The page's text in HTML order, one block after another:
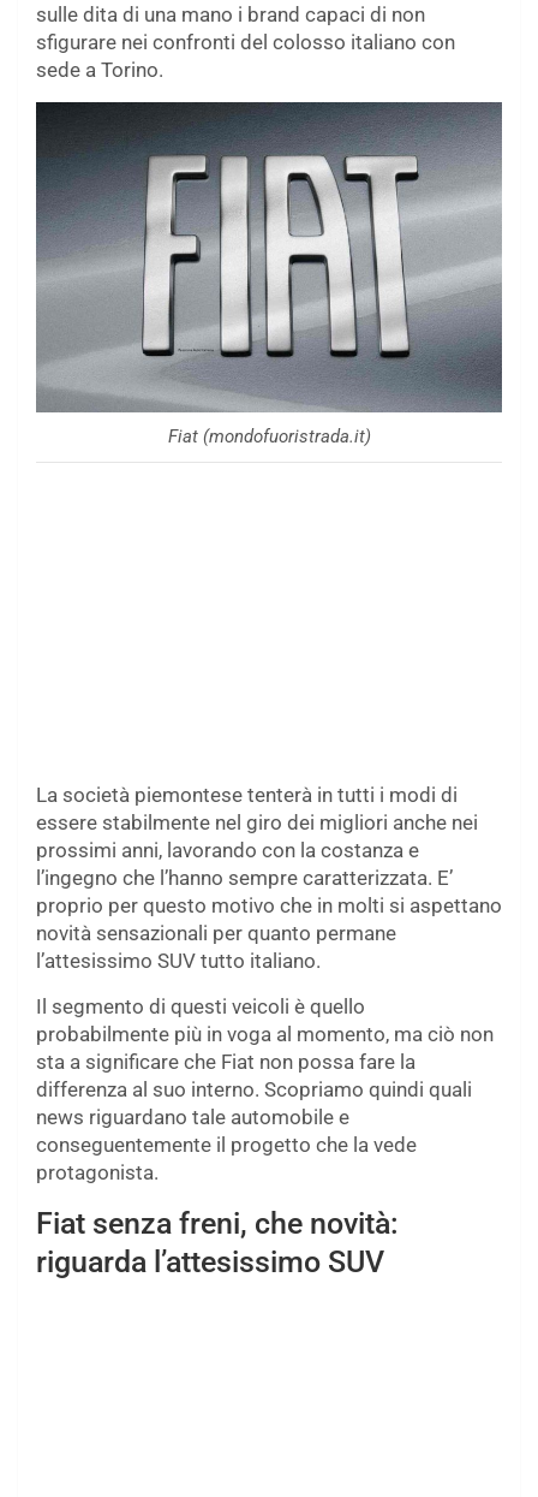
sulle dita di una mano i brand capaci di non
sfigurare nei confronti del colosso italiano con
sede a Torino.
Fiat (mondofuoristrada.it)
La società piemontese tenterà in tutti i modi di
essere stabilmente nel giro dei migliori anche nei
prossimi anni, lavorando con la costanza e
l’ingegno che l’hanno sempre caratterizzata. E’
proprio per questo motivo che in molti si aspettano
novità sensazionali per quanto permane
l’attesissimo SUV tutto italiano.
Il segmento di questi veicoli è quello
probabilmente più in voga al momento, ma ciò non
sta a significare che Fiat non possa fare la
differenza al suo interno. Scopriamo quindi quali
news riguardano tale automobile e
conseguentemente il progetto che la vede
protagonista.
Fiat senza freni, che novità:
riguarda l’attesissimo SUV